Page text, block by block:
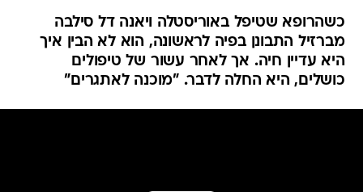
כשהרופא שטיפל באוריסטלה ויאנה דל סילבה
מברזיל התבונן בפיה לראשונה, הוא לא הבין איך
היא עדיין חיה. אך לאחר עשור של טיפולים
כושלים, היא החלה לדבר. "מוכנה לאתגרים"